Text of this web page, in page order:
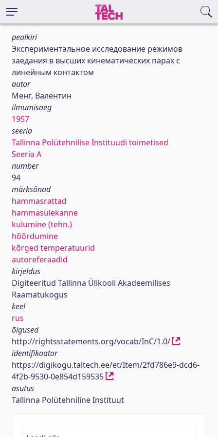
pealkiri
Экспериментальное исследование режимов
заедания в высших кинематических парах с
линейным контактом
autor
Менг, Валентин
ilmumisaeg
1957
seeria
Tallinna Polütehnilise Instituudi toimetised
Seeria A
number
94
märksõnad
hammasrattad
hammasülekanne
kulumine (tehn.)
hõõrdumine
kõrged temperatuurid
autoreferaadid
kirjeldus
Digiteeritud Tallinna Ülikooli Akadeemilises
Raamatukogus
keel
rus
õigused
http://rightsstatements.org/vocab/InC/1.0/
identifikaator
https://digikogu.taltech.ee/et/Item/2fd786e9-dcd6-
4f2b-9530-0e854d159535
asutus
Tallinna Polütehniline Instituut